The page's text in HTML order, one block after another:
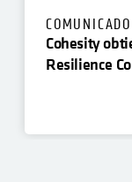
Cohesity
Resilience